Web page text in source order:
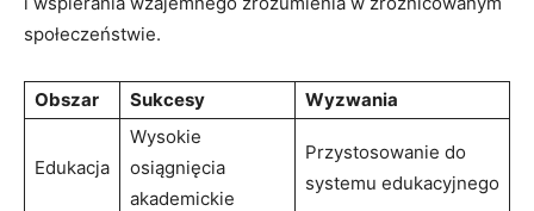
społeczeństwie.
Obszar Sukcesy Wyzwania
Edukacja
Wysokie
osiągnięcia
akademickie
Przystosowanie do
systemu edukacyjnego